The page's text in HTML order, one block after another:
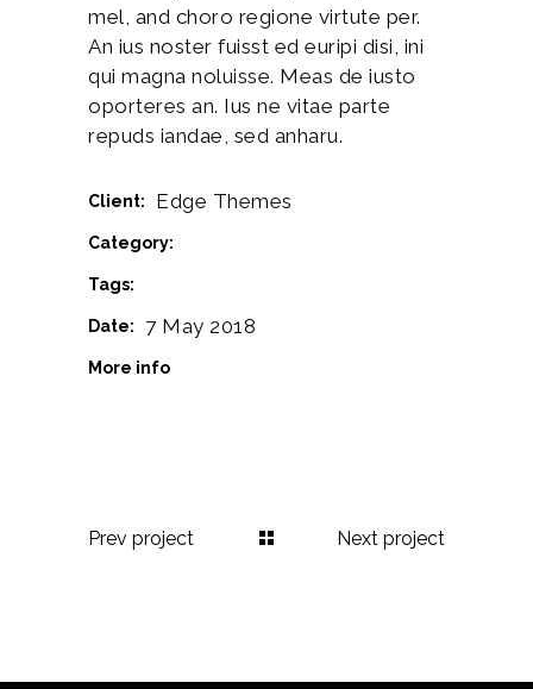
mel, and choro regione virtute per.
An ius noster fuisst ed euripi disi, ini
qui magna noluisse. Meas de iusto
oporteres an. Ius ne vitae parte
repuds iandae, sed anharu.
Client: Edge Themes
Category:
Tags:
Date: 7 May 2018
More info
Prev project Next project